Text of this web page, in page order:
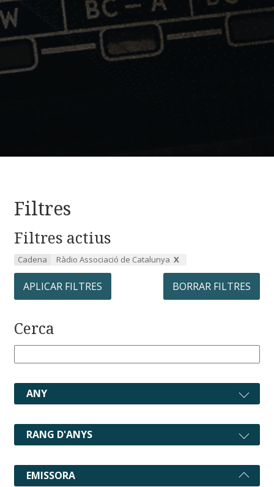
Filtres
Filtres actius
Cadena Ràdio Associació de Catalunya
APLICAR FILTRES BORRAR FILTRES
Cerca
ANY
RANG D'ANYS
EMISSORA